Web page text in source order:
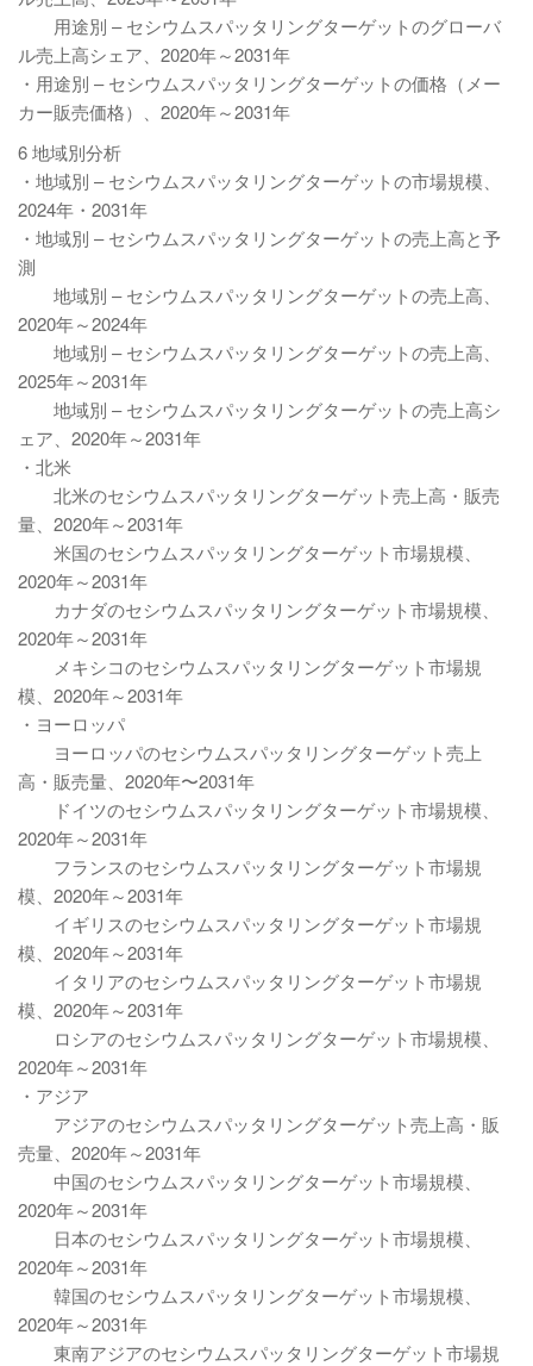
用途別 – セシウムスパッタリングターゲットのグローバ
ル売上高シェア、2020年～2031年
・用途別 – セシウムスパッタリングターゲットの価格（メー
カー販売価格）、2020年～2031年
6 地域別分析
・地域別 – セシウムスパッタリングターゲットの市場規模、
2024年・2031年
・地域別 – セシウムスパッタリングターゲットの売上高と予
測
地域別 – セシウムスパッタリングターゲットの売上高、
2020年～2024年
地域別 – セシウムスパッタリングターゲットの売上高、
2025年～2031年
地域別 – セシウムスパッタリングターゲットの売上高シ
ェア、2020年～2031年
・北米
北米のセシウムスパッタリングターゲット売上高・販売
量、2020年～2031年
米国のセシウムスパッタリングターゲット市場規模、
2020年～2031年
カナダのセシウムスパッタリングターゲット市場規模、
2020年～2031年
メキシコのセシウムスパッタリングターゲット市場規
模、2020年～2031年
・ヨーロッパ
ヨーロッパのセシウムスパッタリングターゲット売上
高・販売量、2020年〜2031年
ドイツのセシウムスパッタリングターゲット市場規模、
2020年～2031年
フランスのセシウムスパッタリングターゲット市場規
模、2020年～2031年
イギリスのセシウムスパッタリングターゲット市場規
模、2020年～2031年
イタリアのセシウムスパッタリングターゲット市場規
模、2020年～2031年
ロシアのセシウムスパッタリングターゲット市場規模、
2020年～2031年
・アジア
アジアのセシウムスパッタリングターゲット売上高・販
売量、2020年～2031年
中国のセシウムスパッタリングターゲット市場規模、
2020年～2031年
日本のセシウムスパッタリングターゲット市場規模、
2020年～2031年
韓国のセシウムスパッタリングターゲット市場規模、
2020年～2031年
東南アジアのセシウムスパッタリングターゲット市場規